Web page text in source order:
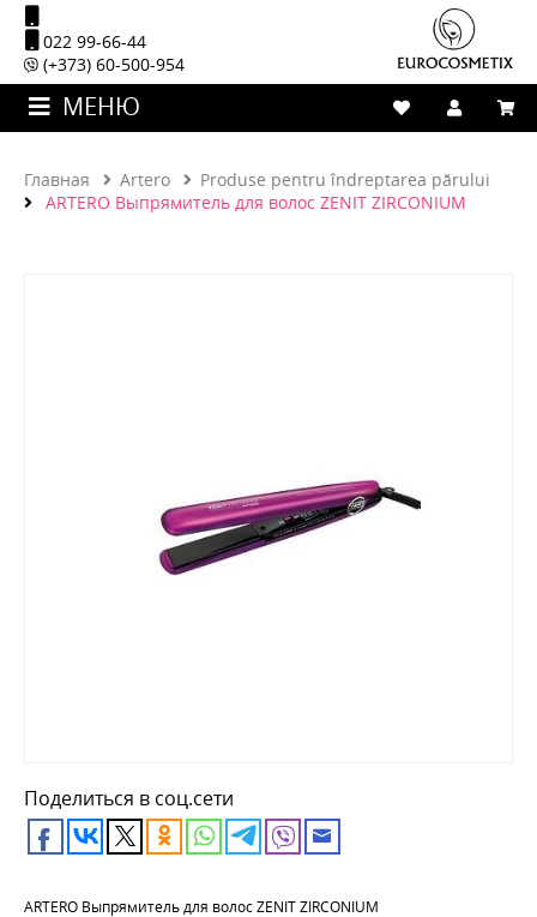
022 99-66-44
(+373) 60-500-954
МЕНЮ
Главная Artero
Produse pentru îndreptarea părului
ARTERO Выпрямитель для волос ZENIT ZIRCONIUM
Поделиться в соц.сети
ARTERO Выпрямитель для волос ZENIT ZIRCONIUM